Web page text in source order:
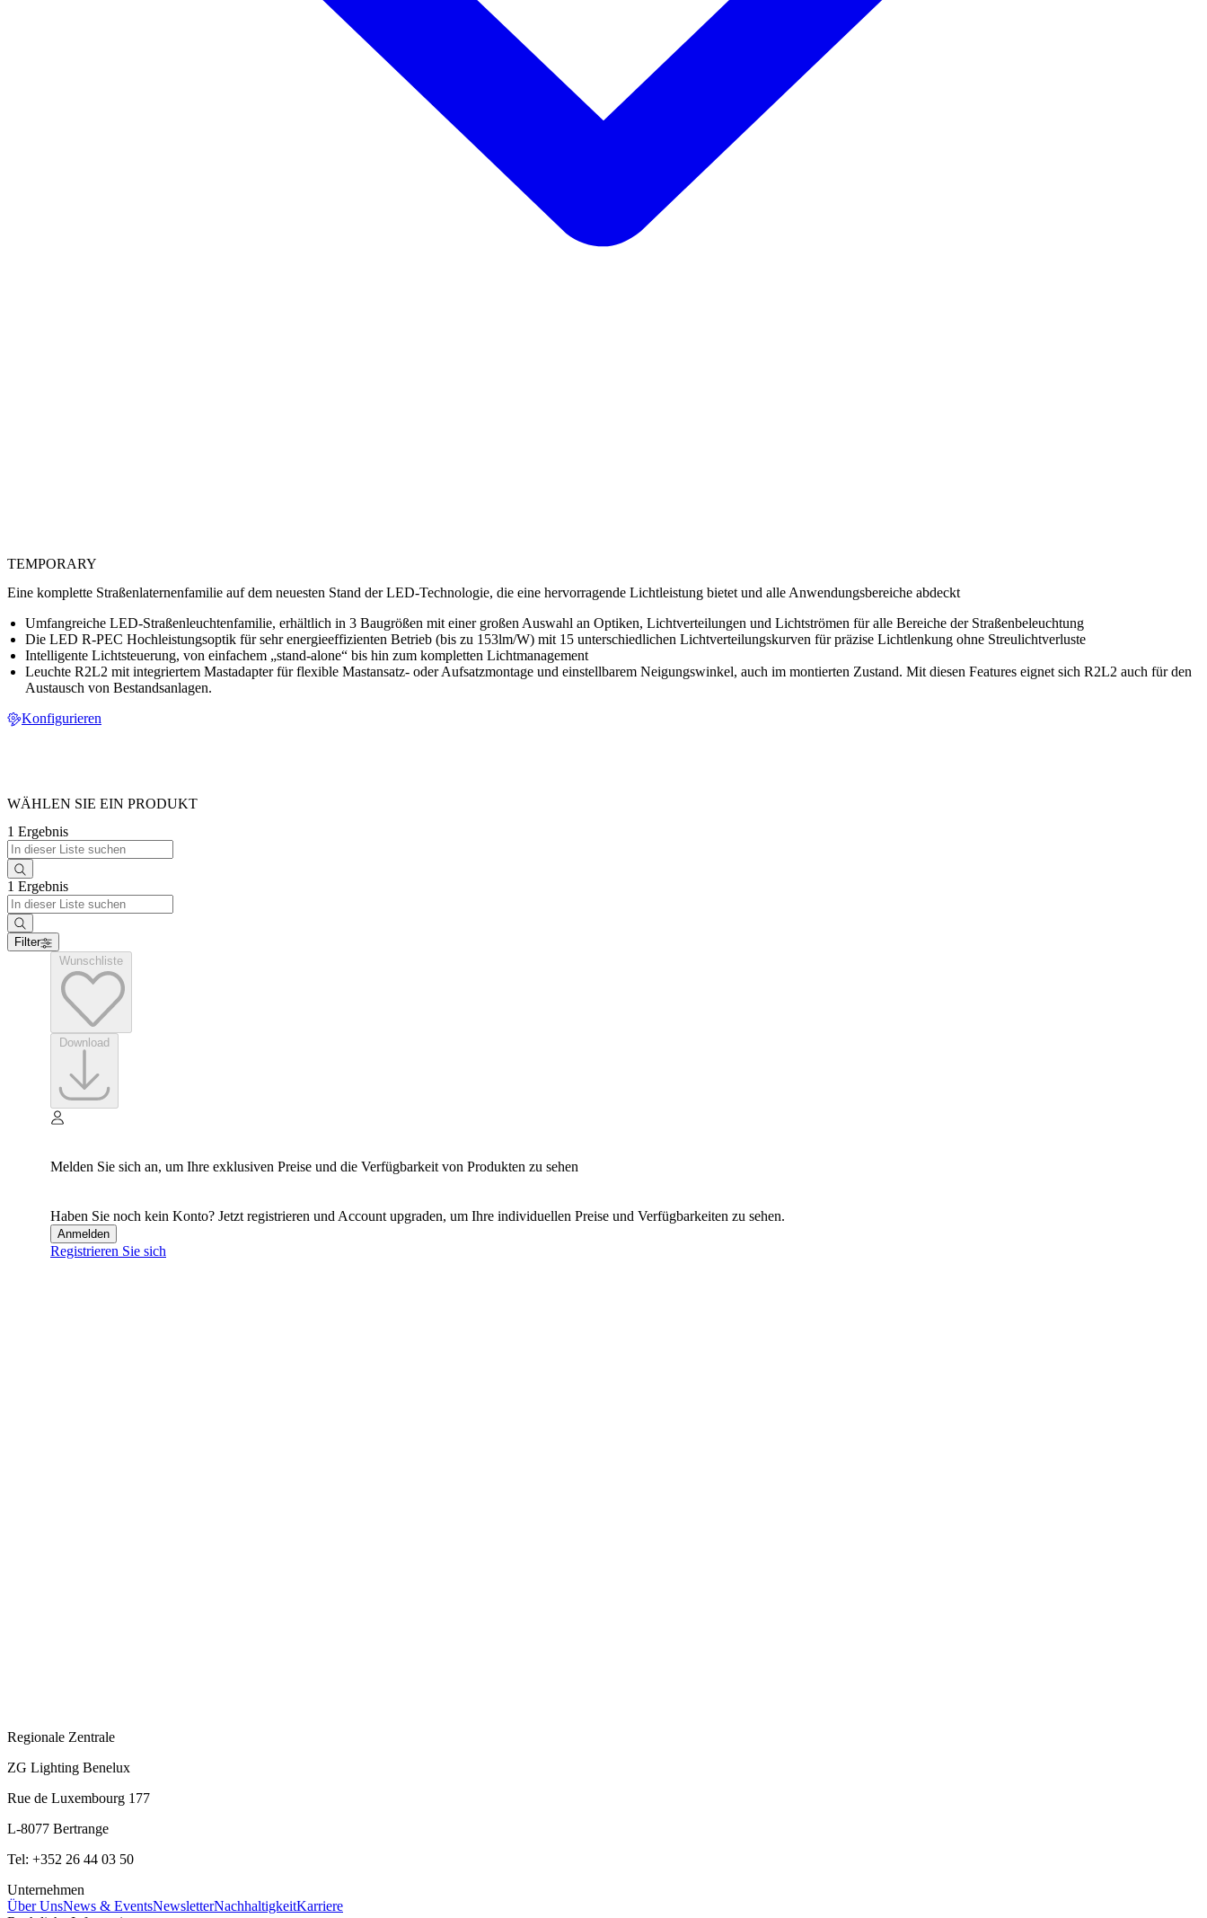
TEMPORARY
Eine komplette Straßenlaternenfamilie auf dem neuesten Stand der LED-Technologie, die eine hervorragende Lichtleistung bietet und alle Anwendungsbereiche abdeckt
Umfangreiche LED-Straßenleuchtenfamilie, erhältlich in 3 Baugrößen mit einer großen Auswahl an Optiken, Lichtverteilungen und Lichtströmen für alle Bereiche der Straßenbeleuchtung
Die LED R-PEC Hochleistungsoptik für sehr energieeffizienten Betrieb (bis zu 153lm/W) mit 15 unterschiedlichen Lichtverteilungskurven für präzise Lichtlenkung ohne Streulichtverluste
Intelligente Lichtsteuerung, von einfachem „stand-alone“ bis hin zum kompletten Lichtmanagement
Leuchte R2L2 mit integriertem Mastadapter für flexible Mastansatz- oder Aufsatzmontage und einstellbarem Neigungswinkel, auch im montierten Zustand. Mit diesen Features eignet sich R2L2 auch für den
Austausch von Bestandsanlagen.
Konfigurieren
WÄHLEN SIE EIN PRODUKT
1 Ergebnis
1 Ergebnis
Filter
Melden Sie sich an, um Ihre exklusiven Preise und die Verfügbarkeit von Produkten zu sehen
Haben Sie noch kein Konto? Jetzt registrieren und Account upgraden, um Ihre individuellen Preise und Verfügbarkeiten zu sehen.
Anmelden
Registrieren Sie sich
Regionale Zentrale
ZG Lighting Benelux
Rue de Luxembourg 177
L-8077 Bertrange
Tel: +352 26 44 03 50
Unternehmen
Über UnsNews & EventsNewsletterNachhaltigkeitKarriere